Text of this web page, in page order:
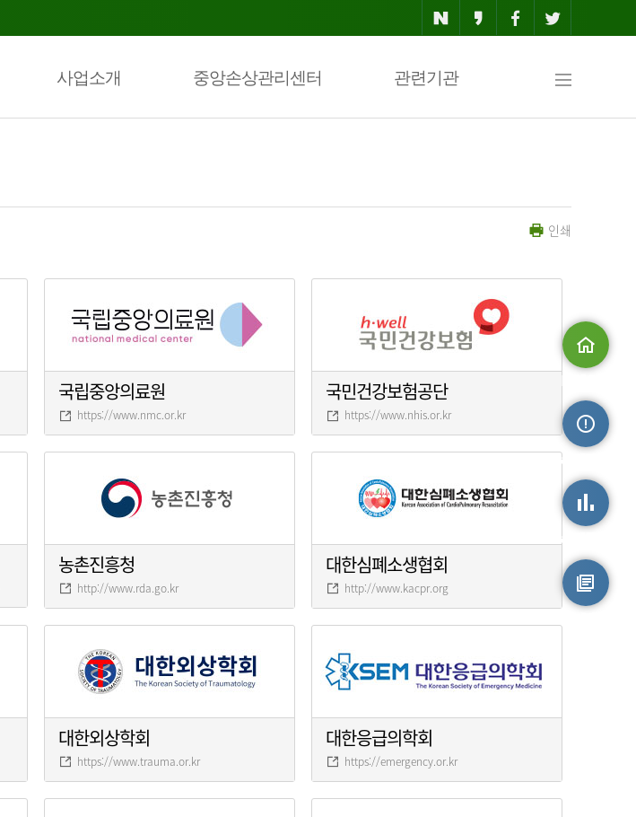
사업소개 중앙손상관리센터 관련기관
맵
인쇄
국립중앙의료원
https://www.nmc.or.kr
국민건강보험공단
https://www.nhis.or.kr
농촌진흥청
http://www.rda.go.kr
대한심폐소생협회
http://www.kacpr.org
대한외상학회
https://www.trauma.or.kr
대한응급의학회
https://emergency.or.kr